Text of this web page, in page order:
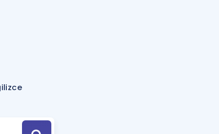
Hesaplama Aracı
için Öneriler
Tek Takvimde